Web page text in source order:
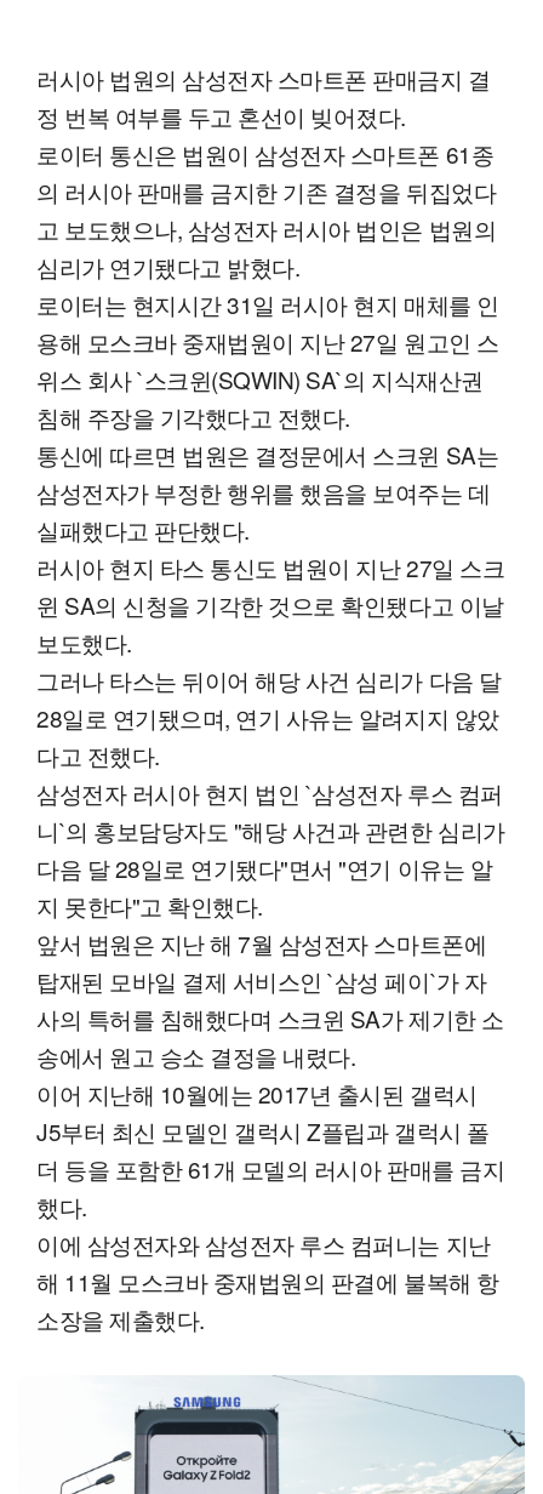
러시아 법원의 삼성전자 스마트폰 판매금지 결
정 번복 여부를 두고 혼선이 빚어졌다.
로이터 통신은 법원이 삼성전자 스마트폰 61종
의 러시아 판매를 금지한 기존 결정을 뒤집었다
고 보도했으나, 삼성전자 러시아 법인은 법원의
심리가 연기됐다고 밝혔다.
로이터는 현지시간 31일 러시아 현지 매체를 인
용해 모스크바 중재법원이 지난 27일 원고인 스
위스 회사 `스크윈(SQWIN) SA`의 지식재산권
침해 주장을 기각했다고 전했다.
통신에 따르면 법원은 결정문에서 스크윈 SA는
삼성전자가 부정한 행위를 했음을 보여주는 데
실패했다고 판단했다.
러시아 현지 타스 통신도 법원이 지난 27일 스크
윈 SA의 신청을 기각한 것으로 확인됐다고 이날
보도했다.
그러나 타스는 뒤이어 해당 사건 심리가 다음 달
28일로 연기됐으며, 연기 사유는 알려지지 않았
다고 전했다.
삼성전자 러시아 현지 법인 `삼성전자 루스 컴퍼
니`의 홍보담당자도 "해당 사건과 관련한 심리가
다음 달 28일로 연기됐다"면서 "연기 이유는 알
지 못한다"고 확인했다.
앞서 법원은 지난 해 7월 삼성전자 스마트폰에
탑재된 모바일 결제 서비스인 `삼성 페이`가 자
사의 특허를 침해했다며 스크윈 SA가 제기한 소
송에서 원고 승소 결정을 내렸다.
이어 지난해 10월에는 2017년 출시된 갤럭시
J5부터 최신 모델인 갤럭시 Z플립과 갤럭시 폴
더 등을 포함한 61개 모델의 러시아 판매를 금지
했다.
이에 삼성전자와 삼성전자 루스 컴퍼니는 지난
해 11월 모스크바 중재법원의 판결에 불복해 항
소장을 제출했다.